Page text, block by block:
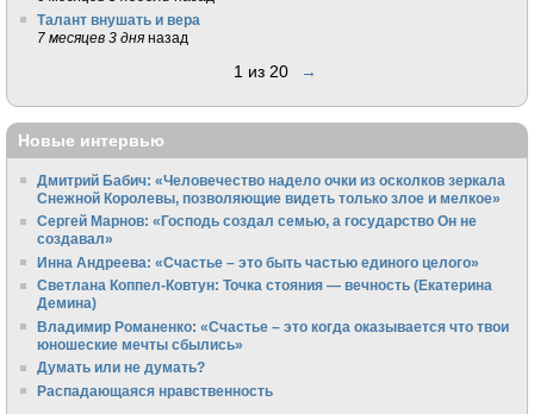
Талант внушать и вера
7 месяцев 3 дня назад
1 из 20 →
Новые интервью
Дмитрий Бабич: «Человечество надело очки из осколков зеркала
Снежной Королевы, позволяющие видеть только злое и мелкое»
Сергей Марнов: «Господь создал семью, а государство Он не
создавал»
Инна Андреева: «Счастье – это быть частью единого целого»
Светлана Коппел-Ковтун: Точка стояния — вечность (Екатерина
Демина)
Владимир Романенко: «Счастье – это когда оказывается что твои
юношеские мечты сбылись»
Думать или не думать?
Распадающаяся нравственность